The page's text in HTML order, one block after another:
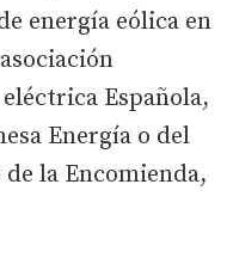
energía eólica en
Española,
Energía o del
la Encomienda,